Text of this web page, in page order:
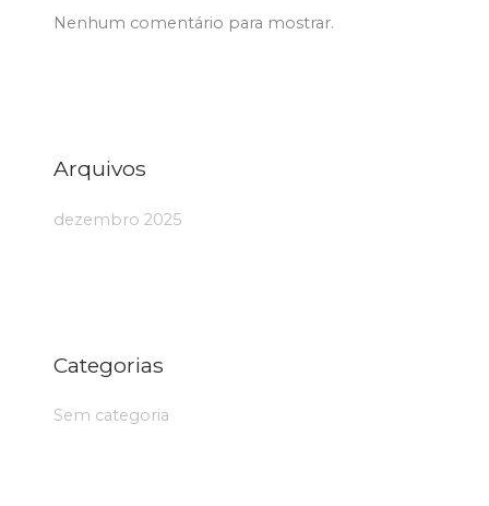
Nenhum comentário para mostrar.
Arquivos
dezembro 2025
Categorias
Sem categoria